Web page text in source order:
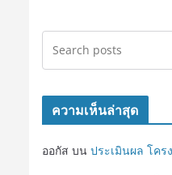
ความเห็นล่าสุด
ออกัส บน ประเมินผล โคร